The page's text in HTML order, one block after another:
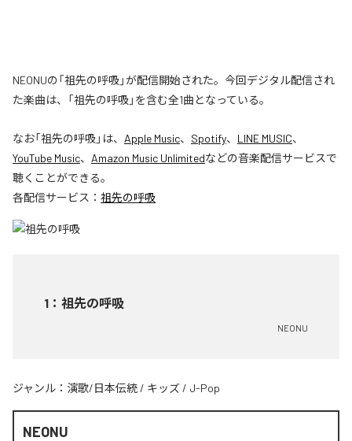
NEONUの「祖先の呼吸」が配信開始された。今回デジタル配信され
た楽曲は、「祖先の呼吸」を含む全1曲となっている。
なお「祖先の呼吸」は、 Apple Music、 Spotify、 LINE MUSIC、
YouTube Music、 Amazon Music Unlimitedなどの音楽配信サービスで
聴くことができる。
各配信サービス： 祖先の呼吸
1 ： 祖先の呼吸
NEONU
ジャンル： 演歌/日本伝統 / キッズ / J-Pop
NEONU